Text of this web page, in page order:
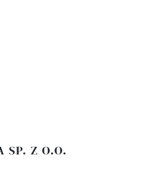
SP. Z O.O.